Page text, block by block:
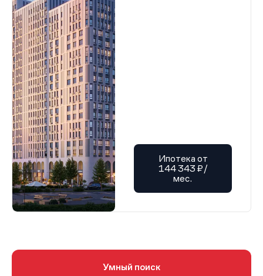
Ипотека от
144 343 ₽/
мес.
Умный поиск